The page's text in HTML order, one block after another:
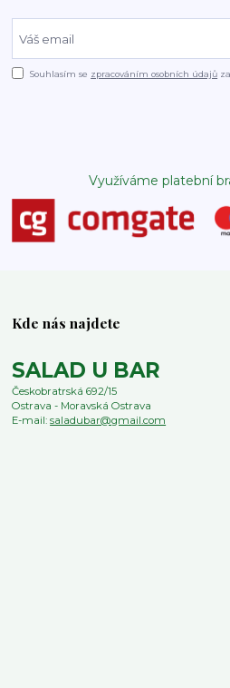
Souhlasím se zpracováním osobních údajů
Využíváme platební
Kde nás najdete
SALAD U BAR
Českobratrská 692/15
Ostrava - Moravská Ostrava
E-mail:saladubar@gmail.com